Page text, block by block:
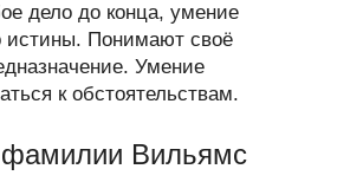
дело до конца, умение
истины. Понимают своё
Умение
к обстоятельствам.
фамилии Вильямс